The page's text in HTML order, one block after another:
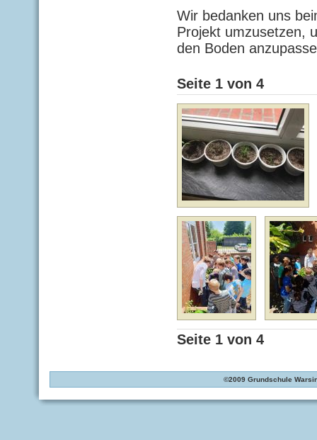
Wir bedanken uns
Projekt umzusetzen,
den Boden
Seite 1 von 4
Seite 1 von 4
©2009 Grundschule